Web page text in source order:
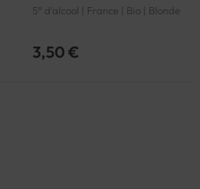
5° d'alcool | France | Bio | Blonde
3,50 €